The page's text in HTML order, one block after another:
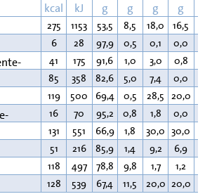
kcal kJ g g g g
275 1153 53,5 8,5 18,0 16,5
6 28 97,9 0,5 0,1 0,0
41 175 91,6 1,0 3,0 0,8
85 358 82,6 5,0 7,4 0,0
119 500 69,4 0,5 28,5 20,0
16 70 95,2 0,8 1,8 0,0
131 551 66,9 1,8 30,0 30,0
51 216 85,9 1,4 9,2 6,9
118 497 78,8 9,8 1,7 1,2
128 539 67,4 11,5 20,0 20,0